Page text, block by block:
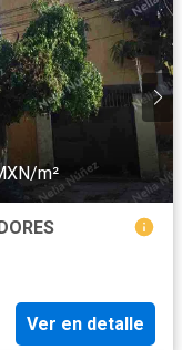
m²
Ver en detalle